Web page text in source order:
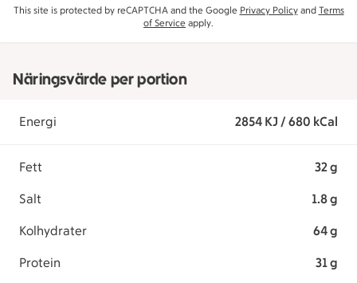
This site is protected by reCAPTCHA and the Google Privacy Policyand Terms
of Service apply.
Näringsvärde per portion
Energi 2854 KJ / 680 kCal
Fett 32 g
Salt 1.8 g
Kolhydrater 64 g
Protein 31 g